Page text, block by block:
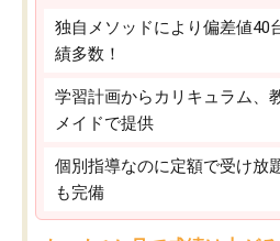
独自メソッドにより偏差値40
績多数！
学習計画からカリキュラム、
メイドで提供
個別指導なのに定額で受け放
も完備